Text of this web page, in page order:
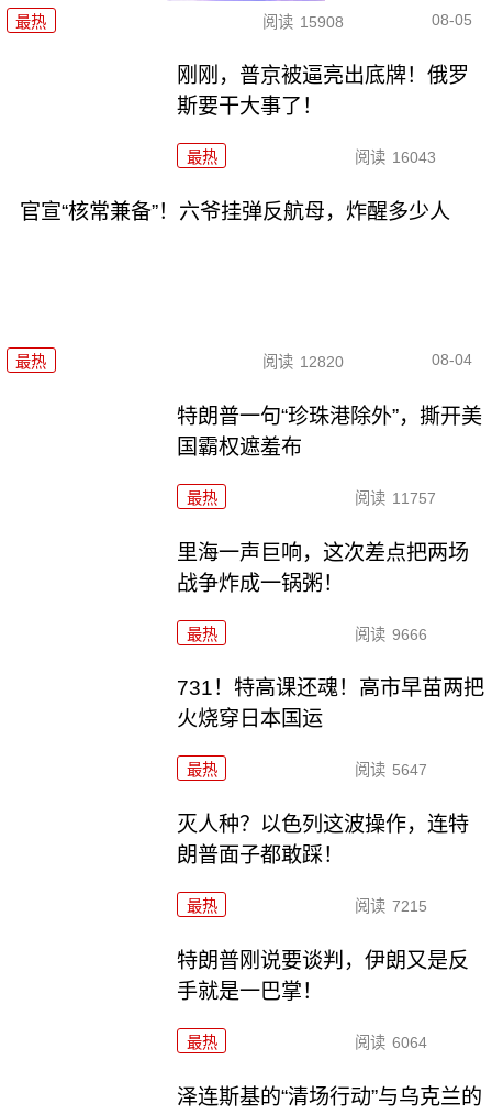
最热 阅读 15908 08-05
刚刚，普京被逼亮出底牌！俄罗
斯要干大事了！
最热 阅读 16043
官宣“核常兼备”！六爷挂弹反航母，炸醒多少人
最热 阅读 12820 08-04
特朗普一句“珍珠港除外”，撕开美
国霸权遮羞布
最热 阅读 11757
里海一声巨响，这次差点把两场
战争炸成一锅粥！
最热 阅读 9666
731！特高课还魂！高市早苗两把
火烧穿日本国运
最热 阅读 5647
灭人种？以色列这波操作，连特
朗普面子都敢踩！
最热 阅读 7215
特朗普刚说要谈判，伊朗又是反
手就是一巴掌！
最热 阅读 6064
泽连斯基的“清场行动”与乌克兰的